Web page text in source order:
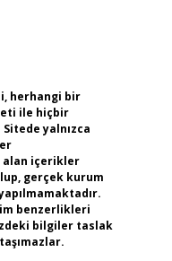
herhangi bir
ile hiçbir
yalnızca
alan içerikler
gerçek kurum
benzerlikleri
bilgiler taslak